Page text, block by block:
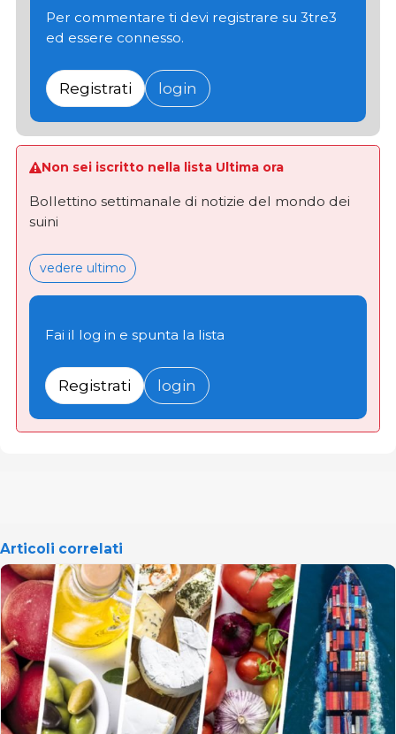
Per commentare ti devi registrare su 3tre3
ed essere connesso.
Registrati login
Non sei iscritto nella lista Ultima ora
Bollettino settimanale di notizie del mondo dei
suini
vedere ultimo
Fai il log in e spunta la lista
Registrati login
Articoli correlati